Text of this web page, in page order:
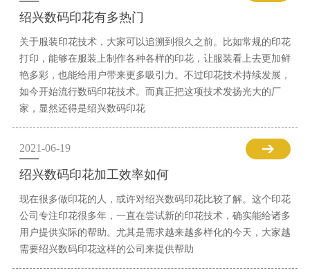
绍兴数码印花有多热门
关于服装印花技术，大家可以追溯到很久之前。比如常规的印花
打印，能够在服装上制作各种各样的印花，让服装看上去更加鲜
艳多彩，也能给用户带来更多吸引力。不过印花技术持续发展，
如今开始流行数码印花技术。而真正把这项技术发扬光大的厂
家，显然还得是绍兴数码印花
2021-06-19
绍兴数码印花加工效率如何
现在很多做印花的人，或许对绍兴数码印花比较了解。这个印花
公司专注印花很多年，一直在尝试新的印花技术，确实能给诸多
用户提供实际的帮助。尤其是需求越来越多样化的今天，大家越
需要绍兴数码印花这样的公司来提供帮助